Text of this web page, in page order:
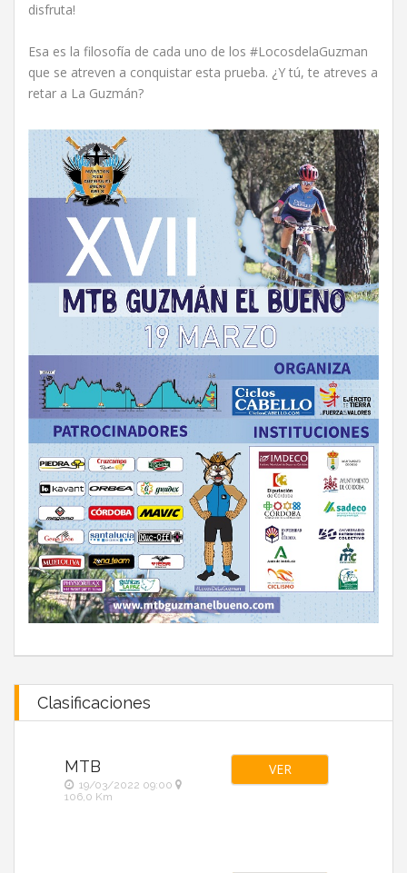
disfruta!
Esa es la filosofía de cada uno de los #LocosdelaGuzman
que se atreven a conquistar esta prueba. ¿Y tú, te atreves a
retar a La Guzmán?
Clasificaciones
MTB
19/03/2022 09:00
106,0 Km
VER